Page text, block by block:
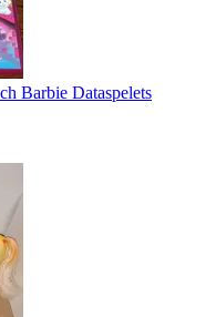
Barbie Dataspelets